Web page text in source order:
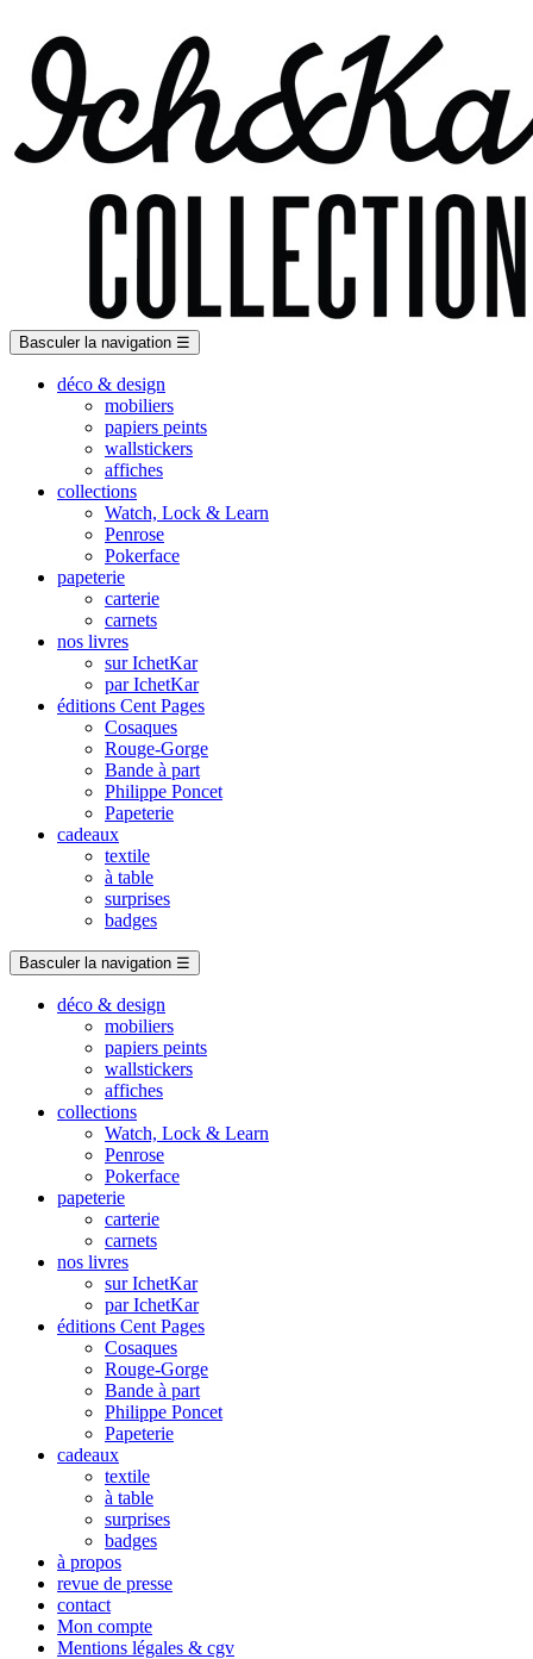
Basculer la navigation ☰
déco & design
mobiliers
papiers peints
wallstickers
affiches
collections
Watch, Lock & Learn
Penrose
Pokerface
papeterie
carterie
carnets
nos livres
sur IchetKar
par IchetKar
éditions Cent Pages
Cosaques
Rouge-Gorge
Bande à part
Philippe Poncet
Papeterie
cadeaux
textile
à table
surprises
badges
Basculer la navigation ☰
déco & design
mobiliers
papiers peints
wallstickers
affiches
collections
Watch, Lock & Learn
Penrose
Pokerface
papeterie
carterie
carnets
nos livres
sur IchetKar
par IchetKar
éditions Cent Pages
Cosaques
Rouge-Gorge
Bande à part
Philippe Poncet
Papeterie
cadeaux
textile
à table
surprises
badges
à propos
revue de presse
contact
Mon compte
Mentions légales & cgv